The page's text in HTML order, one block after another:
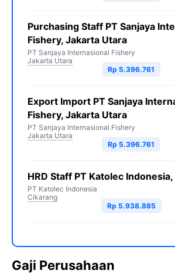
Purchasing Staff PT Sanjaya
Fishery, Jakarta Utara
PT Sanjaya Internasional Fishery
Jakarta Utara
Rp 5.396.761
Export Import PT Sanjaya
Fishery, Jakarta Utara
PT Sanjaya Internasional Fishery
Jakarta Utara
Rp 5.396.761
HRD Staff PT Katolec
PT Katolec Indonesia
Cikarang
Rp 5.938.885
Gaji Perusahaan